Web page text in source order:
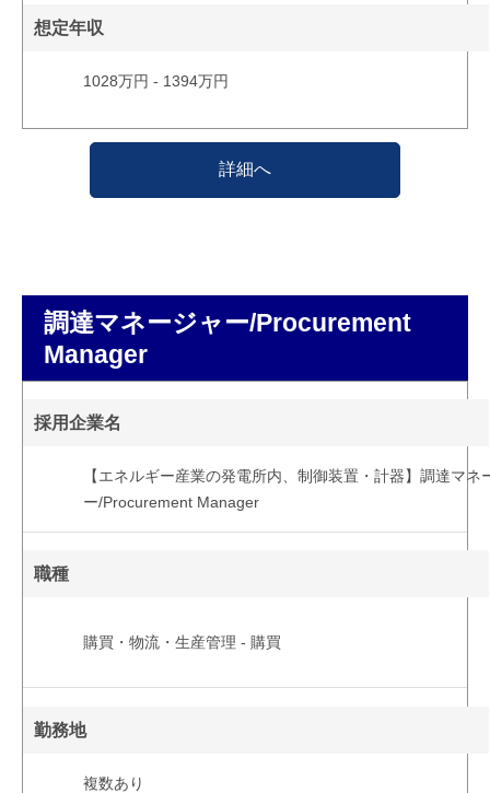
想定年収
1028万円 - 1394万円
詳細へ
調達マネージャー/Procurement
Manager
採用企業名
【エネルギー産業の発電所内、制御装置・計器】調達マネ
ー/Procurement Manager
職種
購買・物流・生産管理 - 購買
勤務地
複数あり